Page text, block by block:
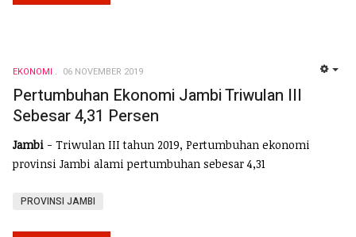
EKONOMI 06 NOVEMBER 2019
Pertumbuhan Ekonomi Jambi Triwulan III
Sebesar 4,31 Persen
Jambi - Triwulan III tahun 2019, Pertumbuhan ekonomi
provinsi Jambi alami pertumbuhan sebesar 4,31
PROVINSI JAMBI